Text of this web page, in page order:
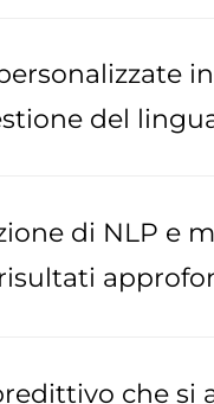
del
di NLP e
che si